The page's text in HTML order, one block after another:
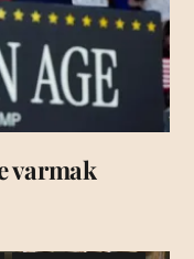
varmak